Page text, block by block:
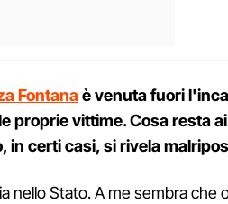
Fontanaè venuta fuori
proprie vittime. Cosa resta
in certi casi, si rivela
nello Stato. A me sembra che